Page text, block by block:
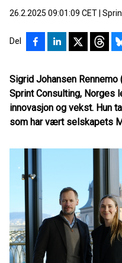
26.2.2025 09:01:09 CET
Del
Sigrid Johansen Rennemo
Sprint Consulting, Norges
innovasjon og vekst. Hun
som har vært selskapets